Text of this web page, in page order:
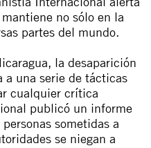
no sólo en la
partes del mundo.
la desaparición
a una serie de tácticas
cualquier crítica
publicó un informe
sometidas a
se niegan a